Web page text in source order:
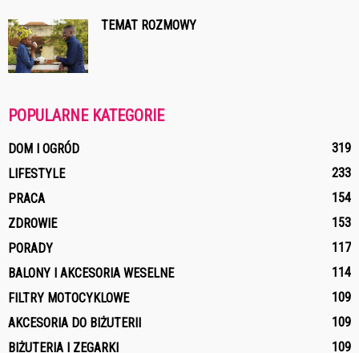
TEMAT ROZMOWY
POPULARNE KATEGORIE
DOM I OGRÓD
319
LIFESTYLE
233
PRACA
154
ZDROWIE
153
PORADY
117
BALONY I AKCESORIA WESELNE
114
FILTRY MOTOCYKLOWE
109
AKCESORIA DO BIŻUTERII
109
BIŻUTERIA I ZEGARKI
109